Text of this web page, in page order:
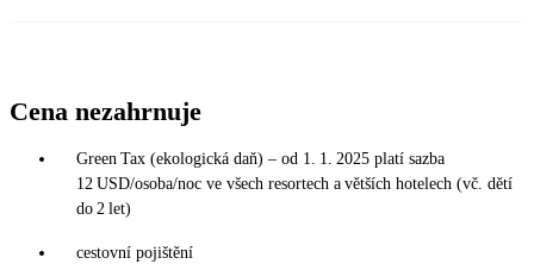
Cena nezahrnuje
Green Tax (ekologická daň) – od 1. 1. 2025 platí sazba
12 USD/osoba/noc ve všech resortech a větších hotelech (vč. dětí
do 2 let)
cestovní pojištění